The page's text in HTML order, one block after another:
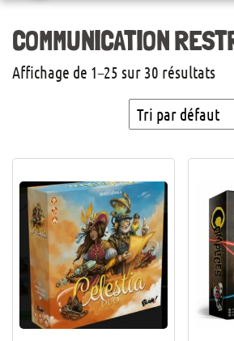
COMMUNICATION
Affichage de 1–25 sur 30 résultats